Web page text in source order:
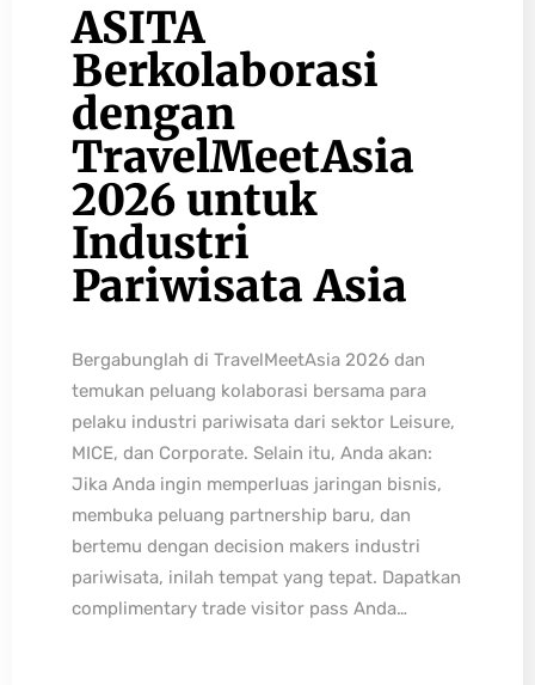
ASITA
Berkolaborasi
dengan
TravelMeetAsia
2026 untuk
Industri
Pariwisata Asia
Bergabunglah di TravelMeetAsia 2026 dan
temukan peluang kolaborasi bersama para
pelaku industri pariwisata dari sektor Leisure,
MICE, dan Corporate. Selain itu, Anda akan:
Jika Anda ingin memperluas jaringan bisnis,
membuka peluang partnership baru, dan
bertemu dengan decision makers industri
pariwisata, inilah tempat yang tepat. Dapatkan
complimentary trade visitor pass Anda…